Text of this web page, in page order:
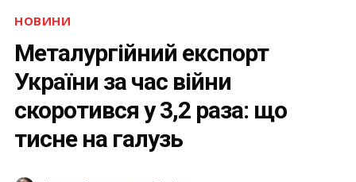
НОВИНИ
Металургійний експорт
України за час війни
скоротився у 3,2 раза: що
тисне на галузь